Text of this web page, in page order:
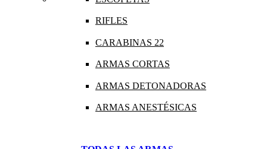
RIFLES
CARABINAS 22
ARMAS CORTAS
ARMAS DETONADORAS
ARMAS ANESTÉSICAS